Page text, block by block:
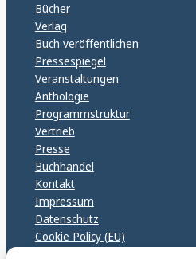
Bücher
Verlag
Buch veröffentlichen
Pressespiegel
Veranstaltungen
Anthologie
Programmstruktur
Vertrieb
Presse
Buchhandel
Kontakt
Impressum
Datenschutz
Cookie Policy (EU)